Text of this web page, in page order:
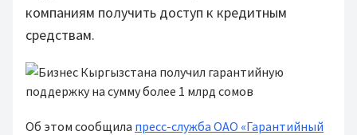
компаниям получить доступ к кредитным
средствам.
Об этом сообщила пресс-служба ОАО «Гарантийный